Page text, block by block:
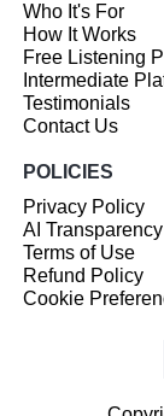
Who It's For
How It Works
Free Listening
Intermediate
Testimonials
Contact Us
POLICIES
Privacy Policy
AI
Terms of Use
Refund Policy
Cookie